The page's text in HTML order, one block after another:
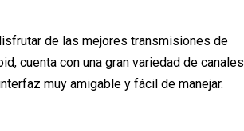
de las mejores transmisiones de
cuenta con una gran variedad de canales
muy amigable y fácil de manejar.